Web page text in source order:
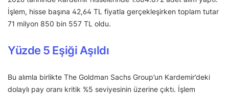
İşlem, hisse başına 42,64 TL fiyatla gerçekleşirken toplam tutar
71 milyon 850 bin 557 TL oldu.
Yüzde 5 Eşiği Aşıldı
Bu alımla birlikte The Goldman Sachs Group’un Kardemir’deki
dolaylı pay oranı kritik %5 seviyesinin üzerine çıktı. İşlem